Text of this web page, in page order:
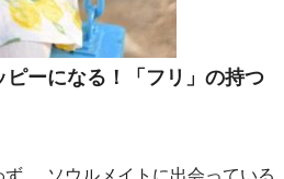
ピーになる！「フリ」の持つ
ず ソウルメイトに出会っている